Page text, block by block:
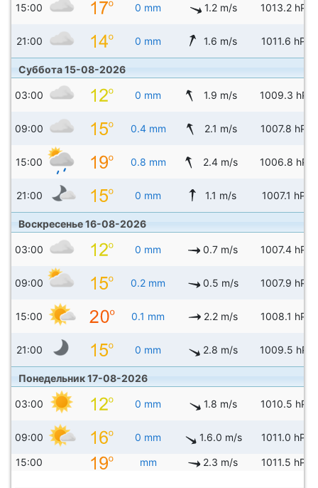
15:00 0 mm 1.2 m/s 1013.2 hPa
21:00 0 mm 1.6 m/s 1011.6 hPa
Суббота 15-08-2026
03:00 0 mm 1.9 m/s 1009.3 hPa
09:00 0.4 mm 2.1 m/s 1007.8 hPa
15:00 0.8 mm 2.4 m/s 1006.8 hPa
21:00 0 mm 1.1 m/s 1007.1 hPa
Воскресенье 16-08-2026
03:00 0 mm 0.7 m/s 1007.4 hPa
09:00 0.2 mm 0.5 m/s 1007.9 hPa
15:00 0.1 mm 2.2 m/s 1008.1 hPa
21:00 0 mm 2.8 m/s 1009.5 hPa
Понедельник 17-08-2026
03:00 0 mm 1.8 m/s 1010.5 hPa
09:00 0 mm 1.6.0 m/s 1011.0 hPa
15:00 mm 2.3 m/s 1011.5 hPa